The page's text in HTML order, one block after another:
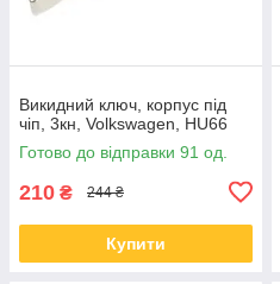
Викидний ключ, корпус під
чіп, 3кн, Volkswagen, HU66
Готово до відправки 91 од.
210 ₴ 244 ₴
Купити